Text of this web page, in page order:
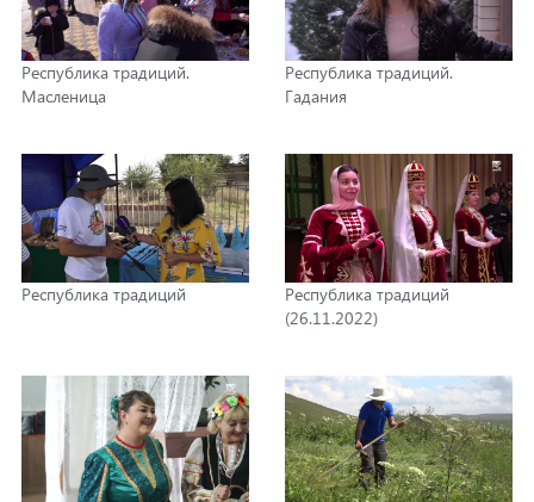
Республика традиций.
Масленица
Республика традиций.
Гадания
Республика традиций
Республика традиций
(26.11.2022)